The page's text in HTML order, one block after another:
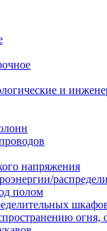
и
напряжения
полом
огня,